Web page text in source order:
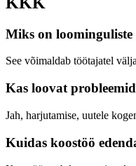
Miks on
See võimaldab töötajatel
Kas loovat
Jah, harjutamise, uutele
Kuidas koostöö